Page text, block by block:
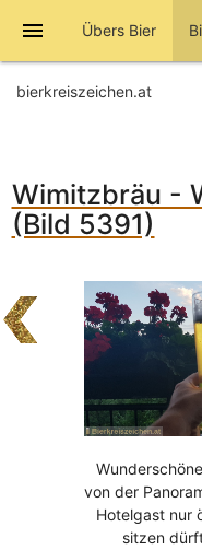
menu Übers Bier
bierkreiszeichen.at
Wimitzbräu -
(Bild 5391)
von der
Hotelgast nur
sitzen